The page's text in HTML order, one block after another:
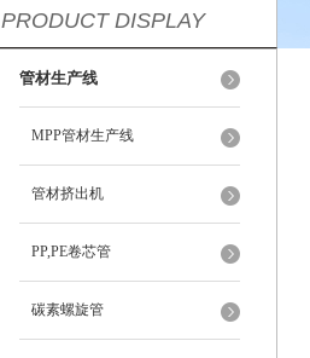
PRODUCT DISPLAY
管材生产线
MPP管材生产线
管材挤出机
PP,PE卷芯管
碳素螺旋管